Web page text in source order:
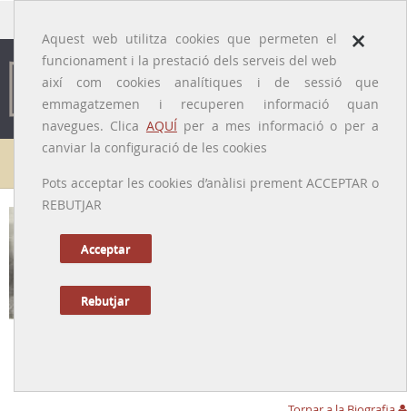
×
Aquest web utilitza cookies que permeten el
funcionament i la prestació dels serveis del web
així com cookies analítiques i de sessió que
emmagatzemen i recuperen informació quan
navegues. Clica AQUÍper a mes informació o per a
canviar la configuració de les cookies
Pots acceptar les cookies d’anàlisi prement ACCEPTAR o
REBUTJAR
Acceptar
Rebutjar
Galeria de metges